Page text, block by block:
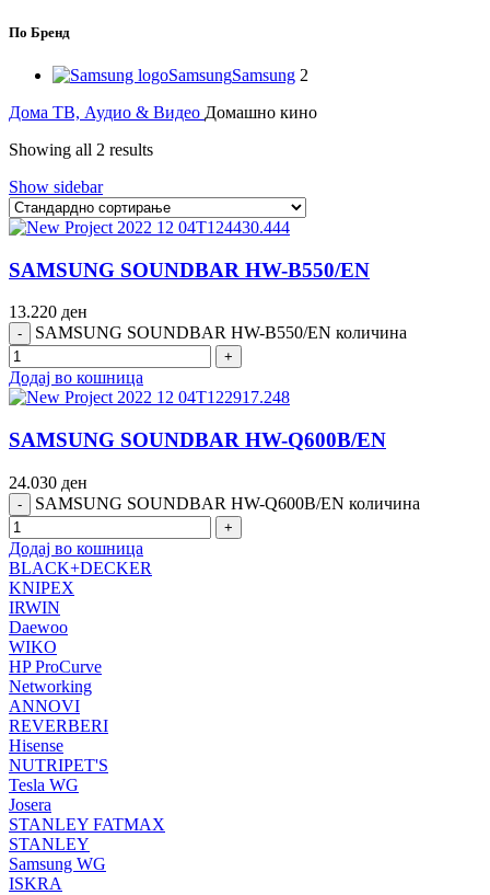
По Бренд
SamsungSamsung 2
Дома ТВ, Аудио & Видео Домашно кино
Showing all 2 results
Show sidebar
SAMSUNG SOUNDBAR HW-B550/EN
13.220 ден
SAMSUNG SOUNDBAR HW-B550/EN количина
Додај во кошница
SAMSUNG SOUNDBAR HW-Q600B/EN
24.030 ден
SAMSUNG SOUNDBAR HW-Q600B/EN количина
Додај во кошница
BLACK+DECKER
KNIPEX
IRWIN
Daewoo
WIKO
HP ProCurve
Networking
ANNOVI
REVERBERI
Hisense
NUTRIPET'S
Tesla WG
Josera
STANLEY FATMAX
STANLEY
Samsung WG
ISKRA